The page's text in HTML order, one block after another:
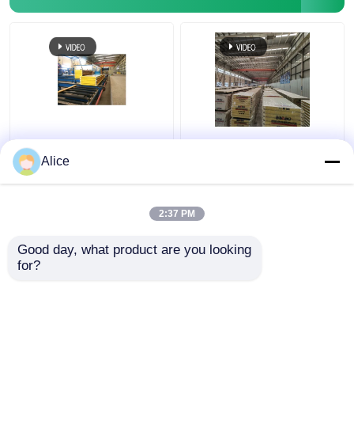
Il pannello a sandwich
isolato della lana di
vetro della parete
Pannello a sandwich
Alice
2:37 PM
Good day, what product are you looking
for?